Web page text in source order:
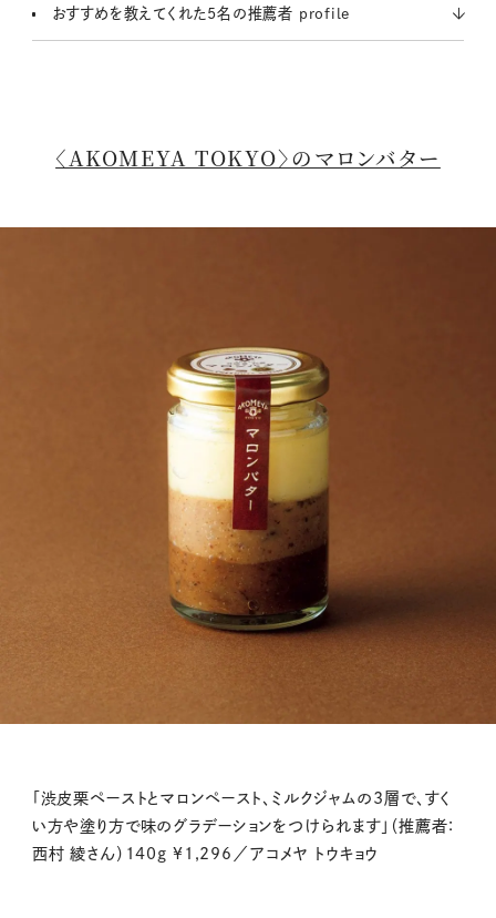
おすすめを教えてくれた5名の推薦者 profile
〈AKOMEYA TOKYO〉のマロンバター
「渋皮栗ペーストとマロンペースト、ミルクジャムの3層で、すく
い方や塗り方で味のグラデーションをつけられます」（推薦者：
西村 綾さん）140g ¥1,296／アコメヤ トウキョウ